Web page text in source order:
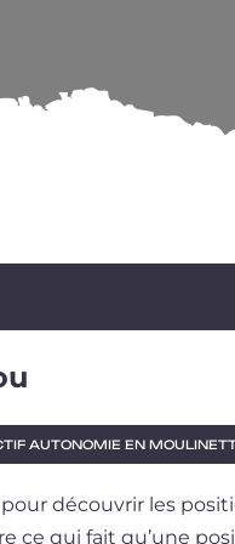
AUTONOMIE EN
décou­vrir les
ce qui fait qu’une